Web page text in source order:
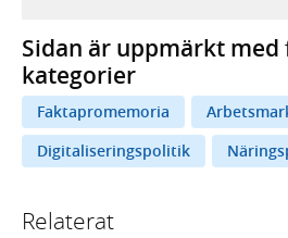
Sidan är uppmärkt med
kategorier
Faktapromemoria
Digitaliseringspolitik
Relaterat